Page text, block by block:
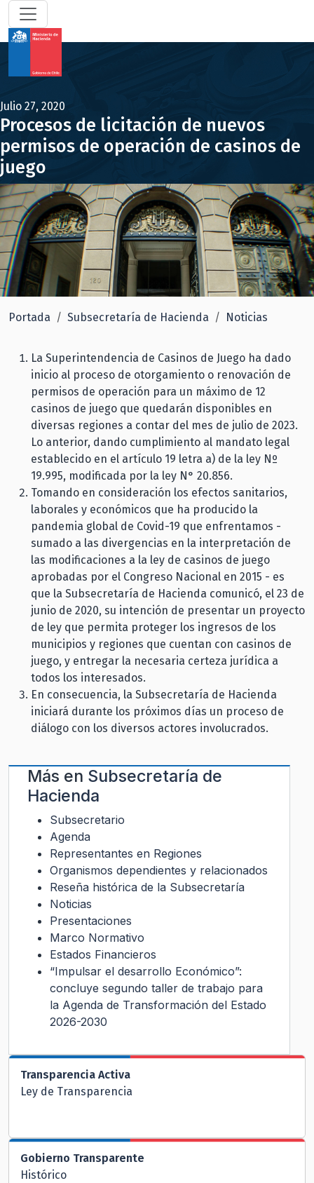
Julio 27, 2020
Procesos de licitación de nuevos
permisos de operación de casinos de
juego
Portada Subsecretaría de Hacienda Noticias
La Superintendencia de Casinos de Juego ha dado
inicio al proceso de otorgamiento o renovación de
permisos de operación para un máximo de 12
casinos de juego que quedarán disponibles en
diversas regiones a contar del mes de julio de 2023.
Lo anterior, dando cumplimiento al mandato legal
establecido en el artículo 19 letra a) de la ley Nº
19.995, modificada por la ley N° 20.856.
Tomando en consideración los efectos sanitarios,
laborales y económicos que ha producido la
pandemia global de Covid-19 que enfrentamos -
sumado a las divergencias en la interpretación de
las modificaciones a la ley de casinos de juego
aprobadas por el Congreso Nacional en 2015 - es
que la Subsecretaría de Hacienda comunicó, el 23 de
junio de 2020, su intención de presentar un proyecto
de ley que permita proteger los ingresos de los
municipios y regiones que cuentan con casinos de
juego, y entregar la necesaria certeza jurídica a
todos los interesados.
En consecuencia, la Subsecretaría de Hacienda
iniciará durante los próximos días un proceso de
diálogo con los diversos actores involucrados.
Más en Subsecretaría de
Hacienda
Subsecretario
Agenda
Representantes en Regiones
Organismos dependientes y relacionados
Reseña histórica de la Subsecretaría
Noticias
Presentaciones
Marco Normativo
Estados Financieros
“Impulsar el desarrollo Económico”:
concluye segundo taller de trabajo para
la Agenda de Transformación del Estado
2026-2030
Transparencia Activa
Ley de Transparencia
Gobierno Transparente
Histórico